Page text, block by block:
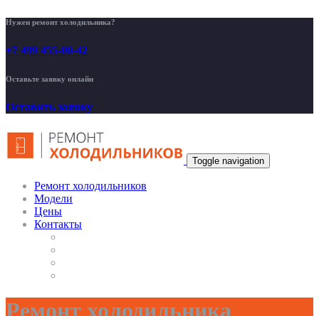
Нужен ремонт холодильника?
+7 499 455-00-42
Оставьте заявку онлайн
Оставить заявку
Toggle navigation
Ремонт холодильников
Модели
Цены
Контакты
Ремонт холодильника